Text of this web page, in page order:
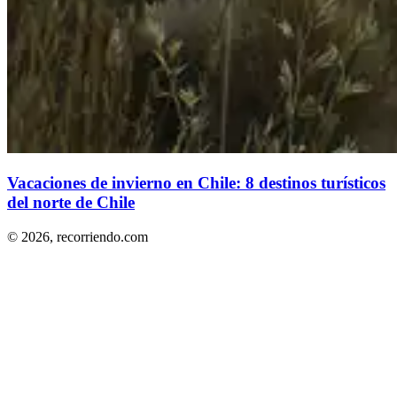
Vacaciones de invierno en Chile: 8 destinos turísticos
del norte de Chile
© 2026, recorriendo.com